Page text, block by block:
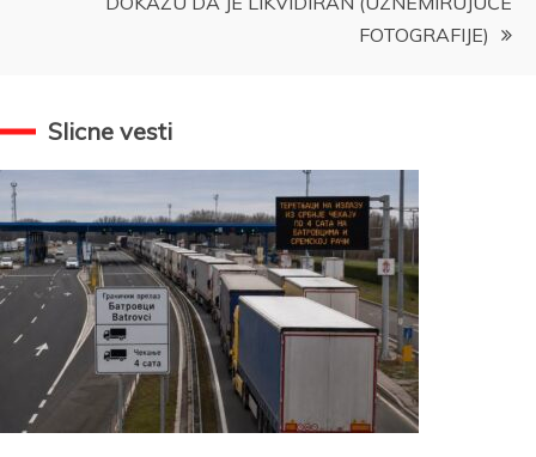
FOTOGRAFIJE)
Slicne vesti